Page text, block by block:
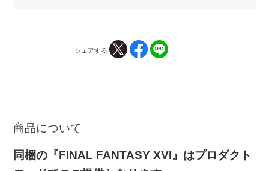
シェアする
商品について
同梱の『FINAL FANTASY XVI』はプロダクト